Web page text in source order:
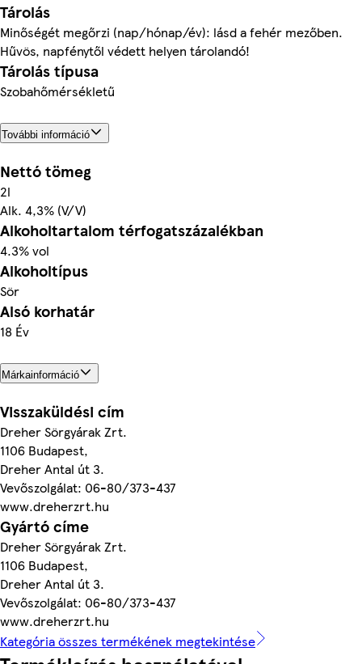
Tárolás
Minőségét megőrzi (nap/hónap/év): lásd a fehér mezőben.
Hűvös, napfénytől védett helyen tárolandó!
Tárolás típusa
Szobahőmérsékletű
További információ
Nettó tömeg
2l
Alk. 4,3% (V/V)
Alkoholtartalom térfogatszázalékban
4.3% vol
Alkoholtípus
Sör
Alsó korhatár
18 Év
Márkainformáció
Visszaküldési cím
Dreher Sörgyárak Zrt.
1106 Budapest,
Dreher Antal út 3.
Vevőszolgálat: 06-80/373-437
www.dreherzrt.hu
Gyártó címe
Dreher Sörgyárak Zrt.
1106 Budapest,
Dreher Antal út 3.
Vevőszolgálat: 06-80/373-437
www.dreherzrt.hu
Kategória összes termékének megtekintése